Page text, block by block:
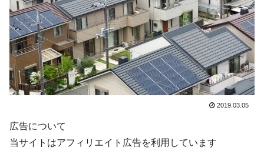
2019.03.05
広告について
当サイトはアフィリエイト広告を利用しています